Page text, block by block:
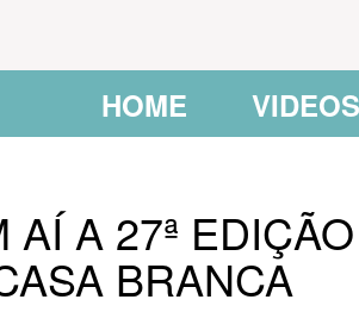
HOME VIDEOS
AÍ A 27ª
BRANCA